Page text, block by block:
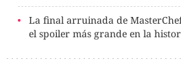
La final arruinada de
el spoiler más grande en la